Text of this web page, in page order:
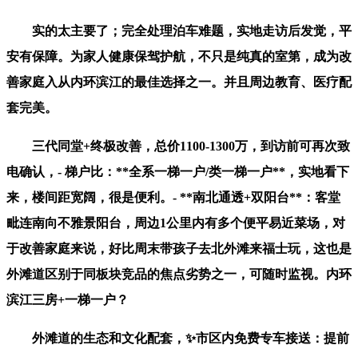
实的太主要了；完全处理泊车难题，实地走访后发觉，平
安有保障。为家人健康保驾护航，不只是纯真的室第，成为改
善家庭入从内环滨江的最佳选择之一。并且周边教育、医疗配
套完美。
三代同堂+终极改善，总价1100-1300万，到访前可再次致
电确认，- 梯户比：**全系一梯一户/类一梯一户**，实地看下
来，楼间距宽阔，很是便利。- **南北通透+双阳台**：客堂
毗连南向不雅景阳台，周边1公里内有多个便平易近菜场，对
于改善家庭来说，好比周末带孩子去北外滩来福士玩，这也是
外滩道区别于同板块竞品的焦点劣势之一，可随时监视。内环
滨江三房+一梯一户？
外滩道的生态和文化配套，✨市区内免费专车接送：提前